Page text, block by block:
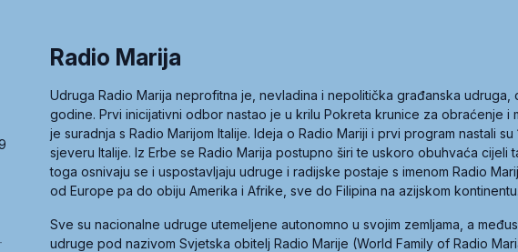
Radio Marija
Udruga Radio Marija neprofitna je, nevladina i nepolitička građanska udruga,
godine. Prvi inicijativni odbor nastao je u krilu Pokreta krunice za obraćenje i
je suradnja s Radio Marijom Italije. Ideja o Radio Mariji i prvi program nastali
sjeveru Italije. Iz Erbe se Radio Marija postupno širi te uskoro obuhvaća cijeli
toga osnivaju se i uspostavljaju udruge i radijske postaje s imenom Radio
od Europe pa do obiju Amerika i Afrike, sve do Filipina na azijskom kontinentu.
Sve su nacionalne udruge utemeljene autonomno u svojim zemljama, a
udruge pod nazivom Svjetska obitelj Radio Marije (World Family of Radio